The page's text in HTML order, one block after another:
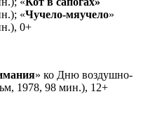
«Чучело-мяучело»
0+
» ко Дню воздушно-
1978, 98 мин.), 12+